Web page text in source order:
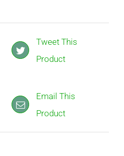
Tweet This
Product
Email This
Product